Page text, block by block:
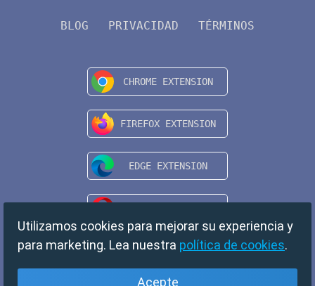
BLOG PRIVACIDAD TÉRMINOS
Utilizamos cookies para mejorar su experiencia y
para marketing. Lea nuestra política de cookies.
Acepte